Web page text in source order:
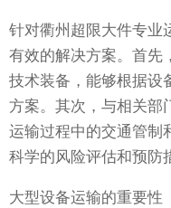
针对衢州超限大件专业
有效的解决方案。首先
技术装备，能够根据设
方案。其次，与相关部
运输过程中的交通管制
科学的风险评估和预防
大型设备运输的重要性